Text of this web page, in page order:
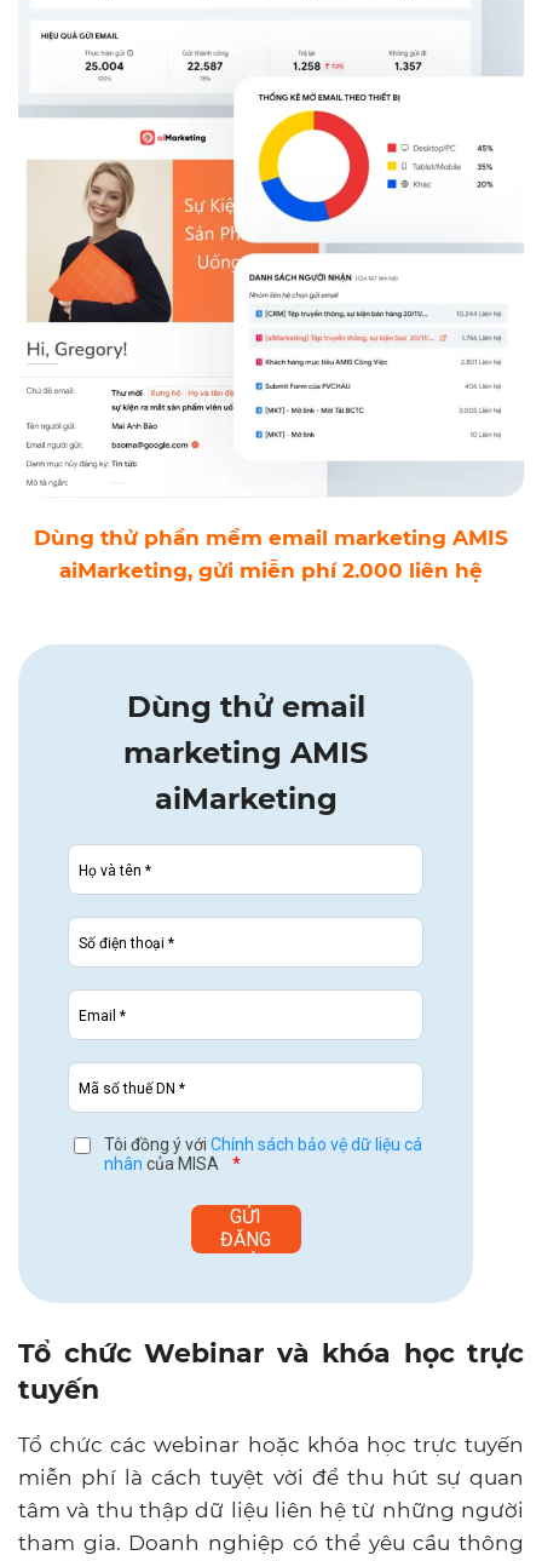
Dùng thử phần mềm email marketing AMIS
aiMarketing, gửi miễn phí 2.000 liên hệ
Dùng thử email
marketing AMIS
aiMarketing
Tôi đồng ý với Chính sách bảo vệ dữ liệu cá
nhân của MISA *
Tổ chức Webinar và khóa học trực
tuyến
Tổ chức các webinar hoặc khóa học trực tuyến
miễn phí là cách tuyệt vời để thu hút sự quan
tâm và thu thập dữ liệu liên hệ từ những người
tham gia. Doanh nghiệp có thể yêu cầu thông